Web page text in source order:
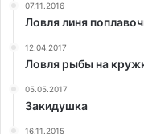
07.11.2016
Ловля линя
12.04.2017
Ловля рыбы на
05.05.2017
Закидушка
16.11.2015